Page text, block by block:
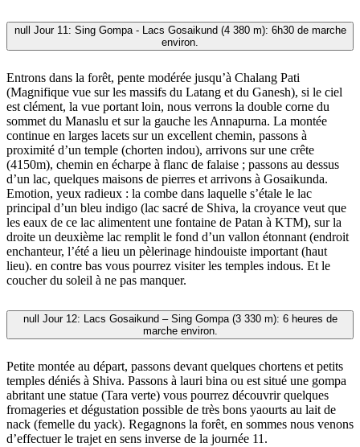
null Jour 11: Sing Gompa - Lacs Gosaikund (4 380 m): 6h30 de marche
environ.
Entrons dans la forêt, pente modérée jusqu’à Chalang Pati
(Magnifique vue sur les massifs du Latang et du Ganesh), si le ciel
est clément, la vue portant loin, nous verrons la double corne du
sommet du Manaslu et sur la gauche les Annapurna. La montée
continue en larges lacets sur un excellent chemin, passons à
proximité d’un temple (chorten indou), arrivons sur une crête
(4150m), chemin en écharpe à flanc de falaise ; passons au dessus
d’un lac, quelques maisons de pierres et arrivons à Gosaikunda.
Emotion, yeux radieux : la combe dans laquelle s’étale le lac
principal d’un bleu indigo (lac sacré de Shiva, la croyance veut que
les eaux de ce lac alimentent une fontaine de Patan à KTM), sur la
droite un deuxième lac remplit le fond d’un vallon étonnant (endroit
enchanteur, l’été a lieu un pèlerinage hindouiste important (haut
lieu). en contre bas vous pourrez visiter les temples indous. Et le
coucher du soleil à ne pas manquer.
null Jour 12: Lacs Gosaikund – Sing Gompa (3 330 m): 6 heures de
marche environ.
Petite montée au départ, passons devant quelques chortens et petits
temples déniés à Shiva. Passons à lauri bina ou est situé une gompa
abritant une statue (Tara verte) vous pourrez découvrir quelques
fromageries et dégustation possible de très bons yaourts au lait de
nack (femelle du yack). Regagnons la forêt, en sommes nous venons
d’effectuer le trajet en sens inverse de la journée 11.